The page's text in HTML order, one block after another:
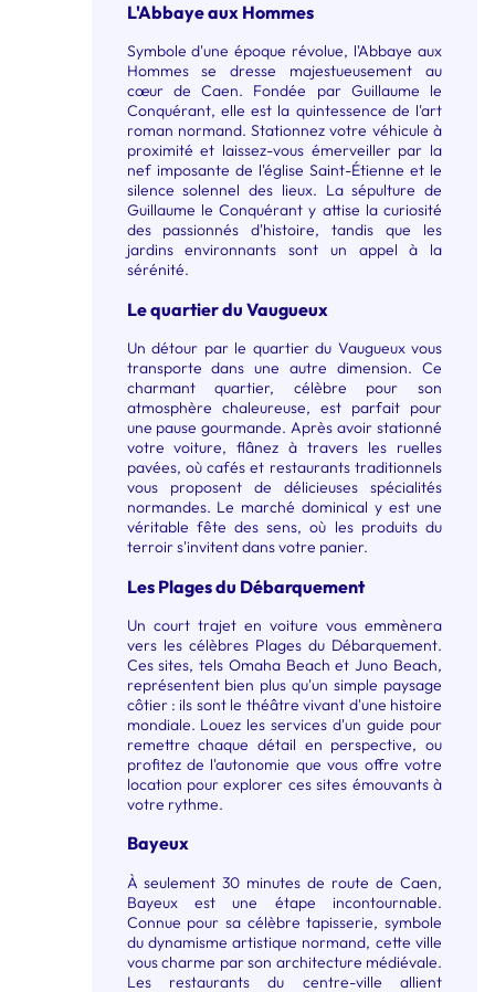
L'Abbaye aux Hommes
Symbole d'une époque révolue, l'Abbaye aux
Hommes se dresse majestueusement au
cœur de Caen. Fondée par Guillaume le
Conquérant, elle est la quintessence de l'art
roman normand. Stationnez votre véhicule à
proximité et laissez-vous émerveiller par la
nef imposante de l'église Saint-Étienne et le
silence solennel des lieux. La sépulture de
Guillaume le Conquérant y attise la curiosité
des passionnés d'histoire, tandis que les
jardins environnants sont un appel à la
sérénité.
Le quartier du Vaugueux
Un détour par le quartier du Vaugueux vous
transporte dans une autre dimension. Ce
charmant quartier, célèbre pour son
atmosphère chaleureuse, est parfait pour
une pause gourmande. Après avoir stationné
votre voiture, flânez à travers les ruelles
pavées, où cafés et restaurants traditionnels
vous proposent de délicieuses spécialités
normandes. Le marché dominical y est une
véritable fête des sens, où les produits du
terroir s'invitent dans votre panier.
Les Plages du Débarquement
Un court trajet en voiture vous emmènera
vers les célèbres Plages du Débarquement.
Ces sites, tels Omaha Beach et Juno Beach,
représentent bien plus qu'un simple paysage
côtier : ils sont le théâtre vivant d'une histoire
mondiale. Louez les services d'un guide pour
remettre chaque détail en perspective, ou
profitez de l'autonomie que vous offre votre
location pour explorer ces sites émouvants à
votre rythme.
Bayeux
À seulement 30 minutes de route de Caen,
Bayeux est une étape incontournable.
Connue pour sa célèbre tapisserie, symbole
du dynamisme artistique normand, cette ville
vous charme par son architecture médiévale.
Les restaurants du centre-ville allient